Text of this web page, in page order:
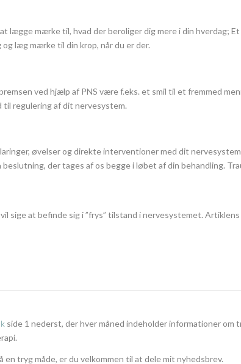
lægge mærke til, hvad der beroliger dig mere i din hverdag;
læg mærke til din krop, når du er der.
ved hjælp af PNS være f.eks. et smil til et fremmed
til regulering af dit nervesystem.
øvelser og direkte interventioner med dit
der tages af os begge i løbet af din behandling.
sige at befinde sig i ”frys” tilstand i nervesystemet.
side 1 nederst, der hver måned indeholder informationer om
tryg måde, er du velkommen til at dele mit nyhedsbrev.